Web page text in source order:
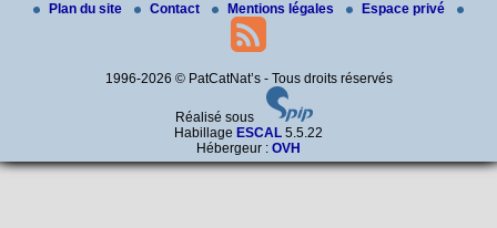
Plan du site Contact Mentions légales Espace privé
1996-2026 © PatCatNat’s - Tous droits réservés
Réalisé sous
Habillage ESCAL 5.5.22
Hébergeur : OVH